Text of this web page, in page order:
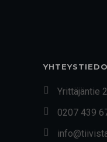
Yrittäjäntie
0207 439